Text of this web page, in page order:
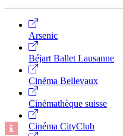
Arsenic
Béjart Ballet Lausanne
Cinéma Bellevaux
Cinémathèque suisse
Cinéma CityClub